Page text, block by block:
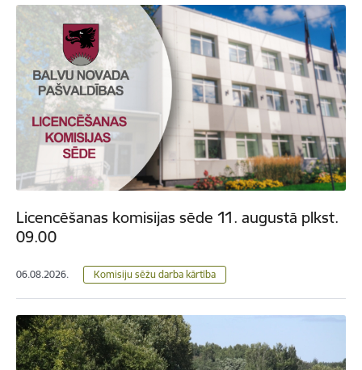
Licencēšanas komisijas sēde 11. augustā plkst.
09.00
06.08.2026. Komisiju sēžu darba kārtība